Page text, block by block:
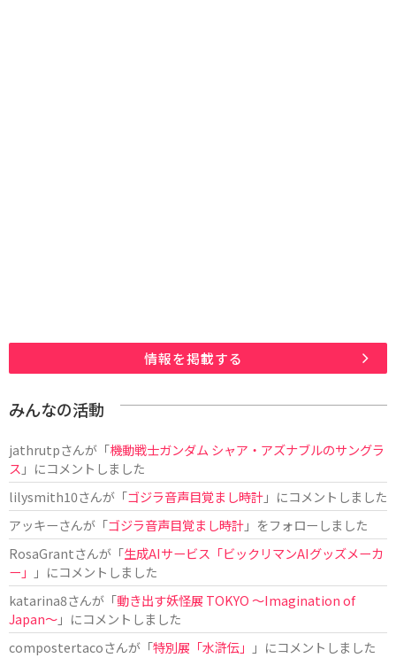
情報を掲載する
みんなの活動
jathrutpさんが「機動戦士ガンダム シャア・アズナブルのサングラ
ス 」にコメントしました
lilysmith10さんが「ゴジラ音声目覚まし時計」にコメントしました
アッキーさんが「ゴジラ音声目覚まし時計」をフォローしました
RosaGrantさんが「生成AIサービス「ビックリマンAIグッズメーカ
ー」
」にコメントしました
katarina8さんが「動き出す妖怪展 TOKYO 〜Imagination of
Japan〜」にコメントしました
compostertacoさんが「特別展「水滸伝」
」にコメントしました